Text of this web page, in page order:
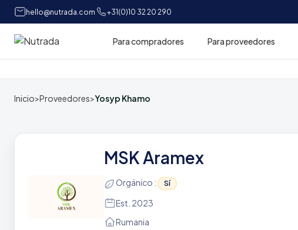
hello@nutrada.com +31(0)10 32 20 290
Inicio Para compradores Para proveedores
Inicio>Proveedores>Yosyp Khamo
MSK Aramex
Orgánico : Sí
Est. 2023
Rumania